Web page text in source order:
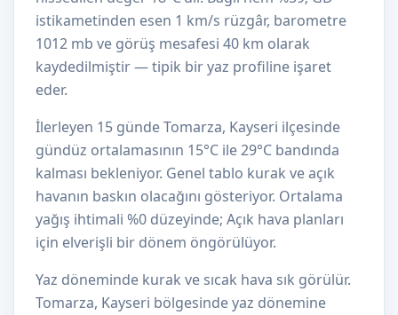
istikametinden esen 1 km/s rüzgâr, barometre
1012 mb ve görüş mesafesi 40 km olarak
kaydedilmiştir — tipik bir yaz profiline işaret
eder.
İlerleyen 15 günde Tomarza, Kayseri ilçesinde
gündüz ortalamasının 15°C ile 29°C bandında
kalması bekleniyor. Genel tablo kurak ve açık
havanın baskın olacağını gösteriyor. Ortalama
yağış ihtimali %0 düzeyinde; Açık hava planları
için elverişli bir dönem öngörülüyor.
Yaz döneminde kurak ve sıcak hava sık görülür.
Tomarza, Kayseri bölgesinde yaz dönemine